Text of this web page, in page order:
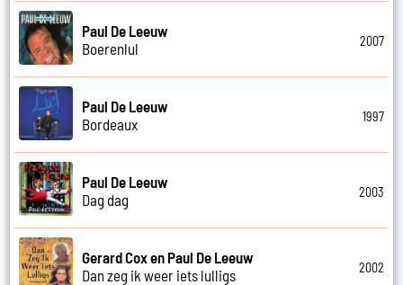
Paul De Leeuw
Boerenlul
2007
Paul De Leeuw
Bordeaux
1997
Paul De Leeuw
Dag dag
2003
Gerard Cox en Paul De Leeuw
Dan zeg ik weer iets lulligs
2002